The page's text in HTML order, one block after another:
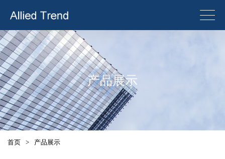
产品展示
首页 > 产品展示